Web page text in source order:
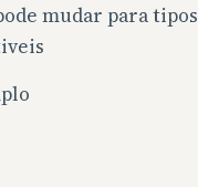
mudar para tipos